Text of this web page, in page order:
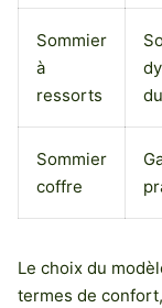
Sommier
à
ressorts
Sommier
coffre
Le choix du
termes de